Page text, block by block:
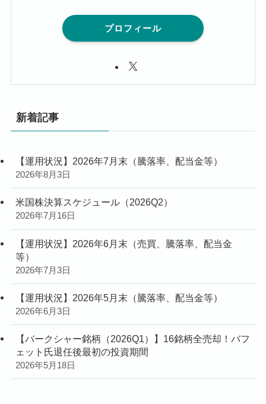
プロフィール
新着記事
【運用状況】2026年7月末（騰落率、配当金等）
2026年8月3日
米国株決算スケジュール（2026Q2）
2026年7月16日
【運用状況】2026年6月末（売買、騰落率、配当金
等）
2026年7月3日
【運用状況】2026年5月末（騰落率、配当金等）
2026年6月3日
【バークシャー銘柄（2026Q1）】16銘柄全売却！バフ
ェット氏退任後最初の投資期間
2026年5月18日